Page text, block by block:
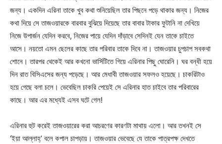
জন্য। একদিন এরিনা তাকে খুব কথা শুনিয়েছিল তার পিছনে পড়ে থাকার জন্য। নিজের
কথা দিয়ে সে তাজওয়ারকে বারবার বুঝিয়ে দিয়েছে তার বাবার টাকার ফুটানি না দেখিয়ে
নিজে উপার্জন যেদিন করবে, নিজের পায়ে যেদিন দাঁড়াবে সেদিনই যেন তাকে চাইতে
আসে। নয়তো এমন ছেলের কাছে তার পরিবার তাকে দিবে না। তাজওয়ার চুপচাপ সবকথা
শোনে। তারপর থেকেই আর কখনো ভার্সিটিতে গিয়ে এরিনার পিছু ঘোরেনি। ঘর বন্ধী হয়ে
দিন রাত বিসিএসের জন্য পড়েছে। আর মেধাবী তাজওয়ার সফলও হয়েছে। চাকরিটাও
হয়ে গেছে বলা চলে। ভেবেছিল চাকরি পেয়েই সে এরিনার হাত চাইবে তার পরিবারের
কাছে। আর এর মধ্যেই এসব ঘটে গেল!
এরিনার হুট করেই তাজওয়ারের করা আচরণের কারণটা মাথায় এলো। আর তখনই সে
‘ইয়া আল্লাহ্’ বলে কপাল চাপড়ায়। তাজওয়ার ভেবেছে যে তাকে পাত্রপক্ষ দেখতে